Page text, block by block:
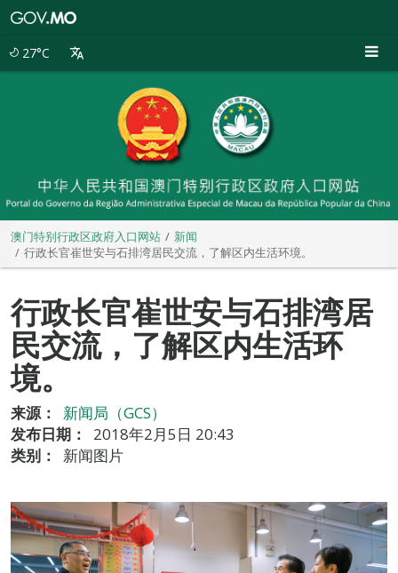
27°C
澳门特别行政区政府入口网站
新闻
行政长官崔世安与石排湾居民交流，了解区内生活环境。
行政长官崔世安与石排湾居
民交流，了解区内生活环
境。
来源：
新闻局（GCS）
发布日期：
2018年2月5日 20:43
类别：
新闻图片